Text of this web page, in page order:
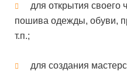
для открытия своего
пошива одежды, обуви,
т.п.;
для создания